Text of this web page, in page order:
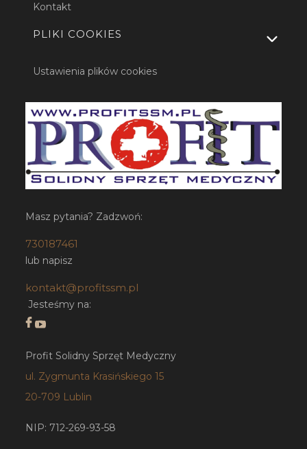
Kontakt
PLIKI COOKIES
Ustawienia plików cookies
Masz pytania? Zadzwoń:
730187461
lub napisz
kontakt@profitssm.pl
Jesteśmy na:
Profit Solidny Sprzęt Medyczny
ul. Zygmunta Krasińskiego 15
20-709 Lublin
NIP: 712-269-93-58